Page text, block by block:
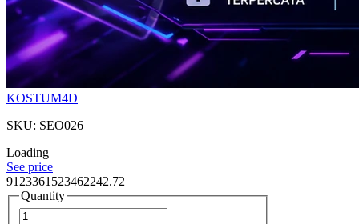
KOSTUM4D
SKU: SEO026
Loading
See price
9123361523462242.72
Quantity